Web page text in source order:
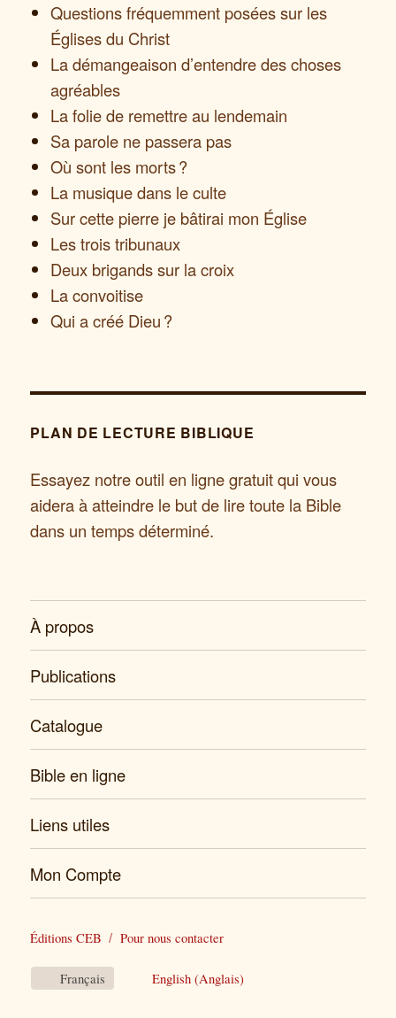
Questions fréquemment posées sur les
Églises du Christ
La démangeaison d’entendre des choses
agréables
La folie de remettre au lendemain
Sa parole ne passera pas
Où sont les morts ?
La musique dans le culte
Sur cette pierre je bâtirai mon Église
Les trois tribunaux
Deux brigands sur la croix
La convoitise
Qui a créé Dieu ?
PLAN DE LECTURE BIBLIQUE
Essayez notre outil en ligne gratuit qui vous
aidera à atteindre le but de lire toute la Bible
dans un temps déterminé.
À propos
Publications
Catalogue
Bible en ligne
Liens utiles
Mon Compte
Éditions CEB Pour nous contacter
Français English (Anglais)